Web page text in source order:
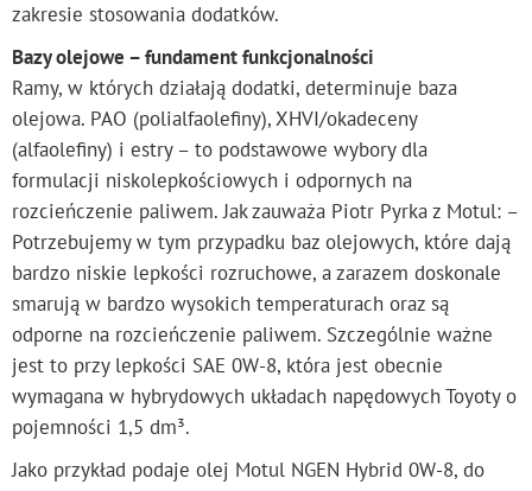
zakresie stosowania dodatków.
Bazy olejowe – fundament funkcjonalności
Ramy, w których działają dodatki, determinuje baza
olejowa. PAO (polialfaolefiny), XHVI/okadeceny
(alfaolefiny) i estry – to podstawowe wybory dla
formulacji niskolepkościowych i odpornych na
rozcieńczenie paliwem. Jak zauważa Piotr Pyrka z Motul: –
Potrzebujemy w tym przypadku baz olejowych, które dają
bardzo niskie lepkości rozruchowe, a zarazem doskonale
smarują w bardzo wysokich temperaturach oraz są
odporne na rozcieńczenie paliwem. Szczególnie ważne
jest to przy lepkości SAE 0W-8, która jest obecnie
wymagana w hybrydowych układach napędowych Toyoty o
pojemności 1,5 dm³.
Jako przykład podaje olej Motul NGEN Hybrid 0W-8, do